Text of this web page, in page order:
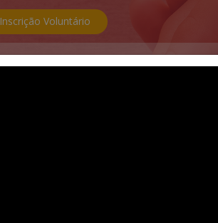
Inscrição Voluntário
Destaques Quem Somos Loja